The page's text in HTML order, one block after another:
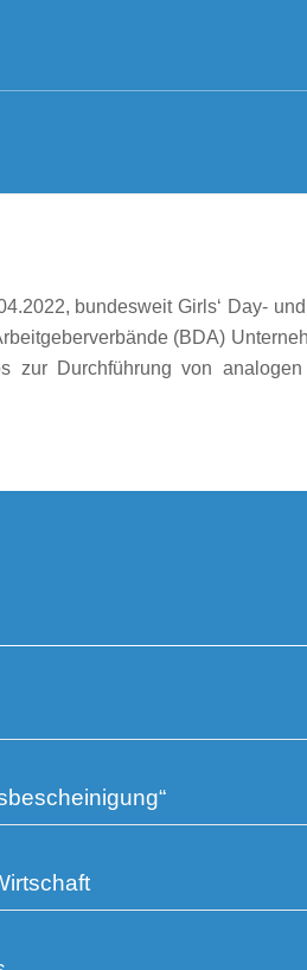
bundesweit Girls‘ Day-
(BDA)
zur Durchführung von